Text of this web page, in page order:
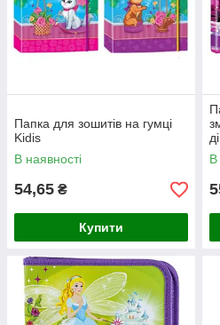
Папка для зошитів на гумці
Kidis
В наявності
54,65 ₴
Купити
В